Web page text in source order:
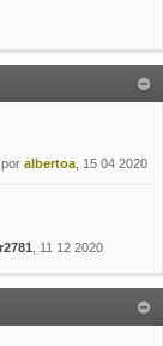
por albertoa , 15 04 2020
, 11 12 2020